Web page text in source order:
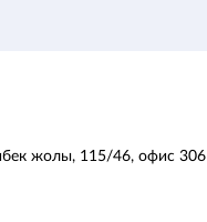
жолы, 115/46, офис 306